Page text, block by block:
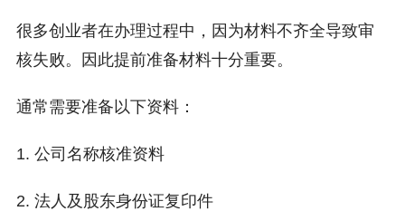
很多创业者在办理过程中，因为材料不齐全导致审
核失败。因此提前准备材料十分重要。
通常需要准备以下资料：
1. 公司名称核准资料
2. 法人及股东身份证复印件